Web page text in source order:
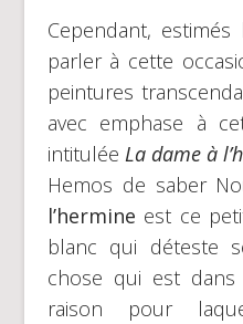
Cependant,
parler à cette
peintures
avec emphase à
intitulée La dame à
Hemos de saber
l’hermine est ce
blanc qui déteste
chose qui est dans
raison pour